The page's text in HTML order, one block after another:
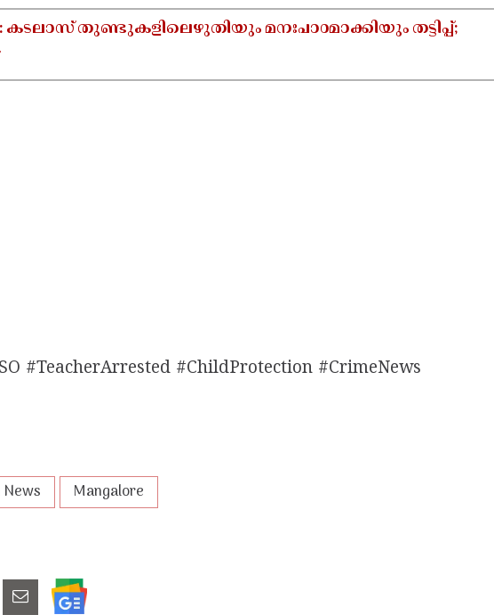
കടലാസ് തുണ്ടുകളിലെഴുതിയും മനഃപാഠമാക്കിയും തട്ടിപ്പ്;
#TeacherArrested #ChildProtection #CrimeNews
Mangalore